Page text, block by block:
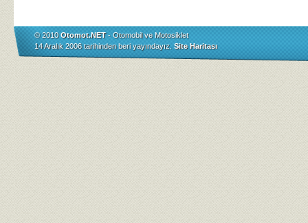
© 2010Otomot.NET- Otomobil ve Motosiklet
14 Aralık 2006 tarihinden beri yayındayız. Site Haritası